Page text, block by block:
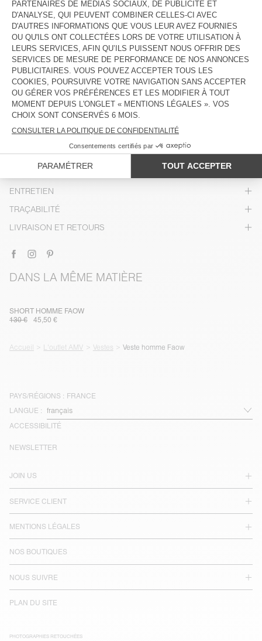
AJOUTER AU PANIER
VOIR LE LOOK
DESCRIPTION
TAILLE ET COUPE
ENTRETIEN
TRAÇABILITÉ
LIVRAISON ET RETOURS
DANS LA MÊME MATIÈRE
SHORT HOMME FAOW
130 €
45,50 €
Accueil L'outlet AMV Vestes Veste homme Faow
PAYS/RÉGIONS : FRANCE
LANGUE :
ACCESSIBILITÉ
JOIN US
SERVICE CLIENT
MENTIONS LÉGALES
NOS BOUTIQUES
NOUS SUIVRE
PLAN DU SITE
NEWSLETTER
PHOTOGRAPHIES RETOUCHÉES